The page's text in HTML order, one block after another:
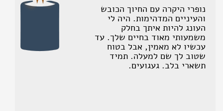
נופרי היקרה עם החיוך הכובש
והעיניים המדהימות. היה לי
העונג להיות איתך בחלק
משמעותי מאוד בחיים שלך. עד
עכשיו לא מאמין, אבל בטוח
שטוב לך שם למעלה. תמיד
תשארי בלב. געגועים.